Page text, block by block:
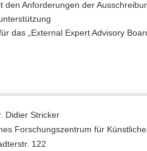
den Anforderungen der
das „External Expert Advisory
Didier Stricker
Forschungszentrum für
122